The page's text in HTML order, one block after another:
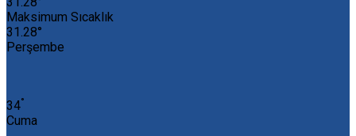
Maksimum Sıcaklık
31.28°
Perşembe
34°
Cuma